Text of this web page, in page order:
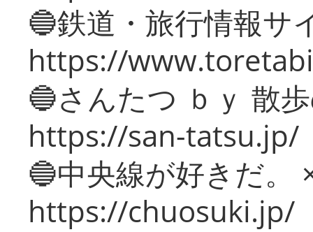
🔵鉄道・旅行情報サ
https://
🔵さんたつ ｂｙ 散
https://san-tatsu.jp/
🔵中央線が好きだ。
https://chuosuki.jp/